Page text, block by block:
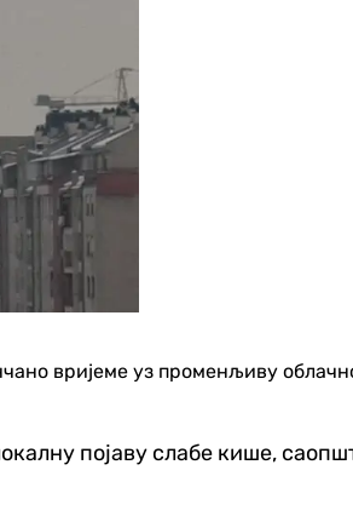
вријеме уз променљиву
појаву слабе кише,